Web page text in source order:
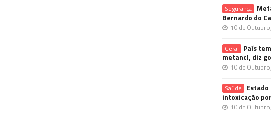
Segurança
Bernardo do
10 de
Geral
País
metanol, diz
10 de
Saúde
Estado
intoxicação
10 de